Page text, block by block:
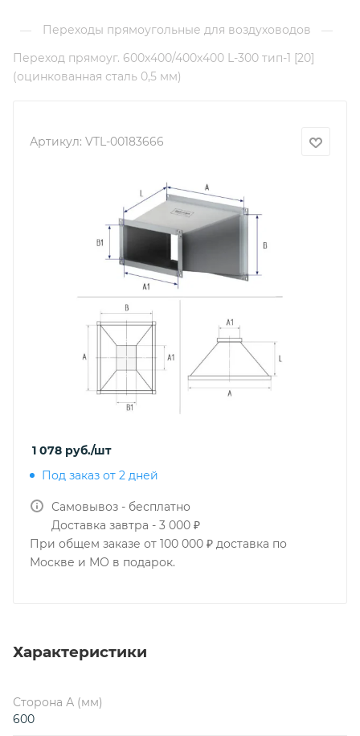
— Переходы прямоугольные для воздуховодов
—
Переход прямоуг. 600х400/400х400 L-300 тип-1 [20]
(оцинкованная сталь 0,5 мм)
Артикул: VTL-00183666
1 078 руб./шт
Под заказ от 2 дней
Самовывоз - бесплатно
Доставка завтра - 3 000 ₽
При общем заказе от 100 000 ₽ доставка по
Москве и МО в подарок.
Характеристики
Сторона А (мм)
600